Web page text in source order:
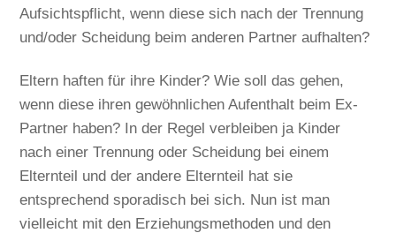
Aufsichtspflicht, wenn diese sich nach der Trennung
und/oder Scheidung beim anderen Partner aufhalten?
Eltern haften für ihre Kinder? Wie soll das gehen,
wenn diese ihren gewöhnlichen Aufenthalt beim Ex-
Partner haben? In der Regel verbleiben ja Kinder
nach einer Trennung oder Scheidung bei einem
Elternteil und der andere Elternteil hat sie
entsprechend sporadisch bei sich. Nun ist man
vielleicht mit den Erziehungsmethoden und den